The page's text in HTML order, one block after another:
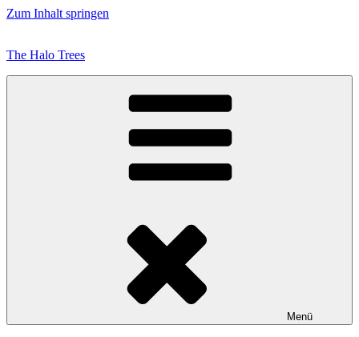
Zum Inhalt springen
The Halo Trees
Menü